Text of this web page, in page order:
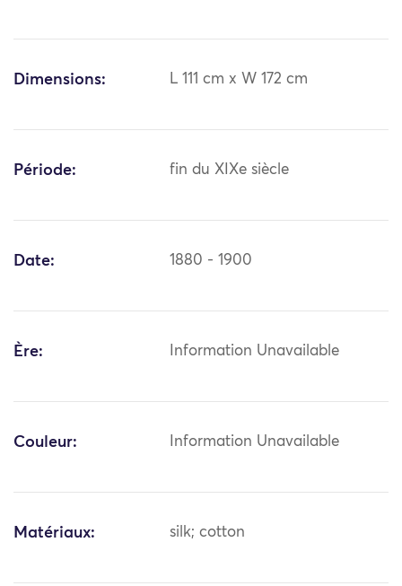
Dimensions: L 111 cm x W 172 cm
Période: fin du XIXe siècle
Date: 1880 - 1900
Ère: Information Unavailable
Couleur: Information Unavailable
Matériaux: silk; cotton